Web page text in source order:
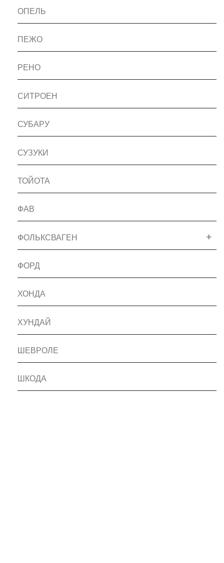
ОПЕЛЬ
ПЕЖО
РЕНО
СИТРОЕН
СУБАРУ
СУЗУКИ
ТОЙОТА
ФАВ
ФОЛЬКСВАГЕН
ФОРД
ХОНДА
ХУНДАЙ
ШЕВРОЛЕ
ШКОДА